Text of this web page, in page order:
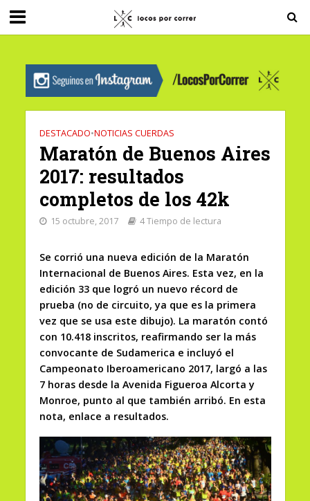
G-0X2PD3RFLV
DESTACADO•NOTICIAS CUERDAS
Maratón de Buenos Aires
2017: resultados
completos de los 42k
15 octubre, 2017 4 Tiempo de lectura
Se corrió una nueva edición de la Maratón
Internacional de Buenos Aires. Esta vez, en la
edición 33 que logró un nuevo récord de
prueba (no de circuito, ya que es la primera
vez que se usa este dibujo). La maratón contó
con 10.418 inscritos, reafirmando ser la más
convocante de Sudamerica e incluyó el
Campeonato Iberoamericano 2017, largó a las
7 horas desde la Avenida Figueroa Alcorta y
Monroe, punto al que también arribó. En esta
nota, enlace a resultados.